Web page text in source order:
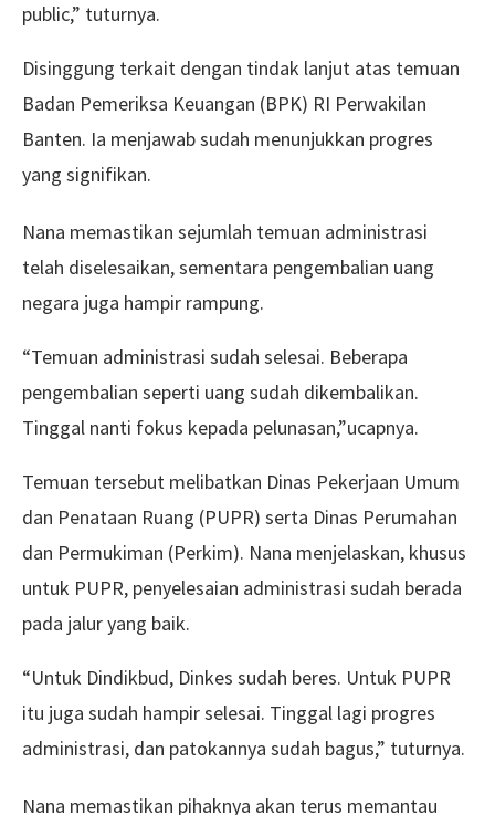
public,” tuturnya.
Disinggung terkait dengan tindak lanjut atas temuan
Badan Pemeriksa Keuangan (BPK) RI Perwakilan
Banten. Ia menjawab sudah menunjukkan progres
yang signifikan.
Nana memastikan sejumlah temuan administrasi
telah diselesaikan, sementara pengembalian uang
negara juga hampir rampung.
“Temuan administrasi sudah selesai. Beberapa
pengembalian seperti uang sudah dikembalikan.
Tinggal nanti fokus kepada pelunasan,”ucapnya.
Temuan tersebut melibatkan Dinas Pekerjaan Umum
dan Penataan Ruang (PUPR) serta Dinas Perumahan
dan Permukiman (Perkim). Nana menjelaskan, khusus
untuk PUPR, penyelesaian administrasi sudah berada
pada jalur yang baik.
“Untuk Dindikbud, Dinkes sudah beres. Untuk PUPR
itu juga sudah hampir selesai. Tinggal lagi progres
administrasi, dan patokannya sudah bagus,” tuturnya.
Nana memastikan pihaknya akan terus memantau